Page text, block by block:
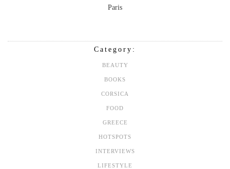
Paris
Category:
BEAUTY
BOOKS
CORSICA
FOOD
GREECE
HOTSPOTS
INTERVIEWS
LIFESTYLE